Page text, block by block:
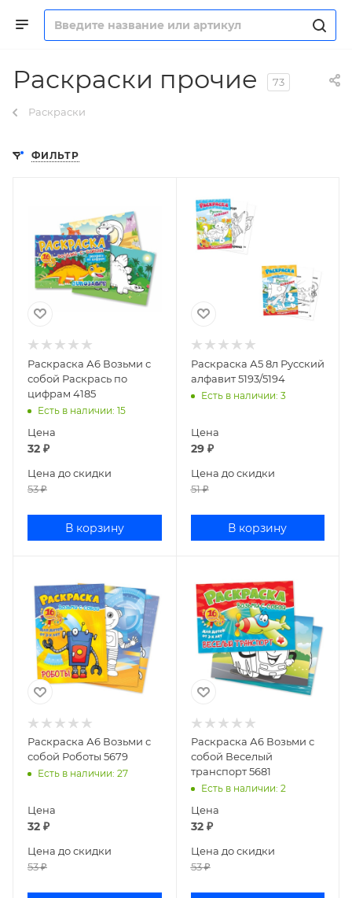
Раскраски прочие 73
Раскраски
ФИЛЬТР
Раскраска А6 Возьми с
собой Раскрась по
цифрам 4185
Есть в наличии: 15
Цена
32 ₽
Цена до скидки
53₽
В корзину
Раскраска А5 8л Русский
алфавит 5193/5194
Есть в наличии: 3
Цена
29₽
Цена до скидки
51₽
В корзину
Раскраска А6 Возьми с
собой Роботы 5679
Есть в наличии: 27
Цена
32 ₽
Цена до скидки
53₽
Раскраска А6 Возьми с
собой Веселый
транспорт 5681
Есть в наличии: 2
Цена
32₽
Цена до скидки
53₽